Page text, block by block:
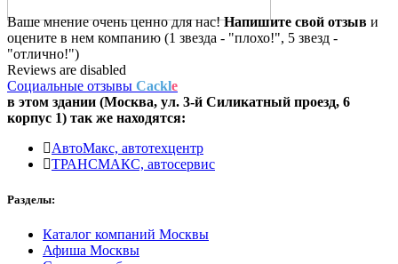
Ваше мнение очень ценно для нас!Напишите свой отзыв и
оцените в нем компанию (1 звезда - "плохо!", 5 звезд -
"отлично!")
Reviews are disabled
Социальные отзывы Cackle
в этом здании (Москва, ул. 3-й Силикатный проезд, 6
корпус 1) так же находятся:
АвтоМакс, автотехцентр
ТРАНСМАКС, автосервис
Разделы:
Каталог компаний Москвы
Афиша Москвы